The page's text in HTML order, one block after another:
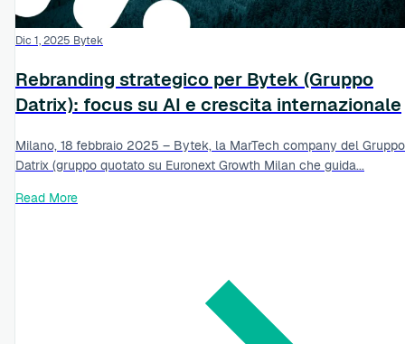
Dic 1, 2025 Bytek
Rebranding strategico per Bytek (Gruppo
Datrix): focus su AI e crescita internazionale
Milano, 18 febbraio 2025 – Bytek, la MarTech company del Gruppo
Datrix (gruppo quotato su Euronext Growth Milan che guida...
Read More